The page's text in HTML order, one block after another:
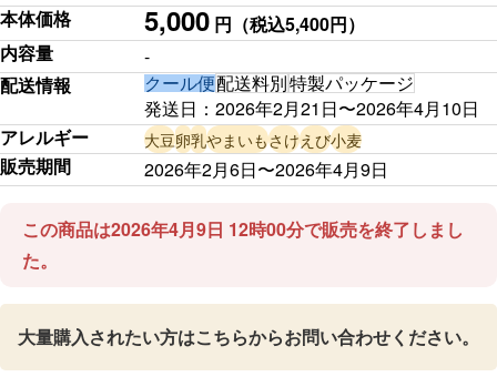
本体価格
5,000 円 （税込5,400円）
内容量
-
配送情報
クール便配送料別特製パッケージ
発送日： 2026年2月21日〜2026年4月10日
アレルギー
大豆卵乳やまいもさけえび小麦
販売期間 2026年2月6日〜2026年4月9日
この商品は2026年4月9日 12時00分で販売を終了しまし
た。
大量購入されたい方はこちらからお問い合わせください。